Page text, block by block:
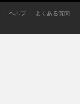
ヘルプ
よくある質問